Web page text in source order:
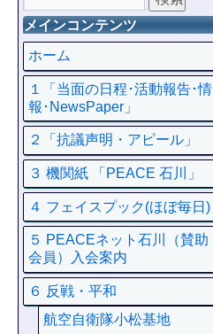
メインコンテンツ
ホーム
１「当面の日程･活動報告･情
報･NewsPaper」
２「抗議声明・アピール」
３ 機関紙 「PEACE 石川」
４ フェイスプック(ほぼ毎日)
５ PEACEネット石川（賛助
会員）入会案内
６ 反戦・平和
航空自衛隊小松基地